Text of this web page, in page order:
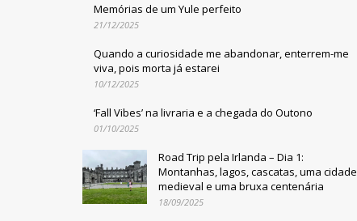
Memórias de um Yule perfeito
21/12/2025
Quando a curiosidade me abandonar, enterrem-me
viva, pois morta já estarei
10/12/2025
‘Fall Vibes’ na livraria e a chegada do Outono
01/10/2025
Road Trip pela Irlanda – Dia 1:
Montanhas, lagos, cascatas, uma cidade
medieval e uma bruxa centenária
18/09/2025